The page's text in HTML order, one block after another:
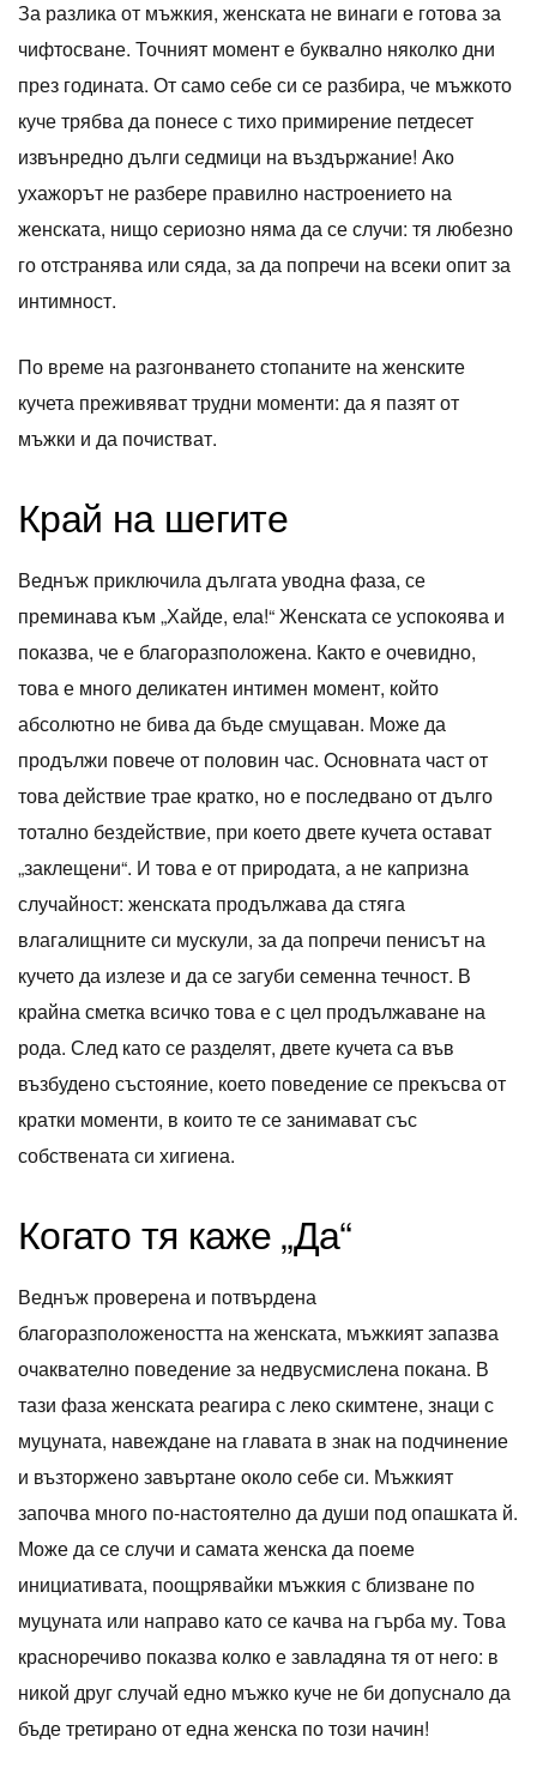
За разлика от мъжкия, женската не винаги е готова за
чифтосване. Точният момент е буквално няколко дни
през годината. От само себе си се разбира, че мъжкото
куче трябва да понесе с тихо примирение петдесет
извънредно дълги седмици на въздържание! Ако
ухажорът не разбере правилно настроението на
женската, нищо сериозно няма да се случи: тя любезно
го отстранява или сяда, за да попречи на всеки опит за
интимност.
По време на разгонването стопаните на женските
кучета преживяват трудни моменти: да я пазят от
мъжки и да почистват.
Край на шегите
Веднъж приключила дългата уводна фаза, се
преминава към „Хайде, ела!“ Женската се успокоява и
показва, че е благоразположена. Както е очевидно,
това е много деликатен интимен момент, който
абсолютно не бива да бъде смущаван. Може да
продължи повече от половин час. Основната част от
това действие трае кратко, но е последвано от дълго
тотално бездействие, при което двете кучета остават
„заклещени“. И това е от природата, а не капризна
случайност: женската продължава да стяга
влагалищните си мускули, за да попречи пенисът на
кучето да излезе и да се загуби семенна течност. В
крайна сметка всичко това е с цел продължаване на
рода. След като се разделят, двете кучета са във
възбудено състояние, което поведение се прекъсва от
кратки моменти, в които те се занимават със
собствената си хигиена.
Когато тя каже „Да“
Веднъж проверена и потвърдена
благоразположеността на женската, мъжкият запазва
очаквателно поведение за недвусмислена покана. В
тази фаза женската реагира с леко скимтене, знаци с
муцуната, навеждане на главата в знак на подчинение
и възторжено завъртане около себе си. Мъжкият
започва много по-настоятелно да души под опашката й.
Може да се случи и самата женска да поеме
инициативата, поощрявайки мъжкия с близване по
муцуната или направо като се качва на гърба му. Това
красноречиво показва колко е завладяна тя от него: в
никой друг случай едно мъжко куче не би допуснало да
бъде третирано от една женска по този начин!